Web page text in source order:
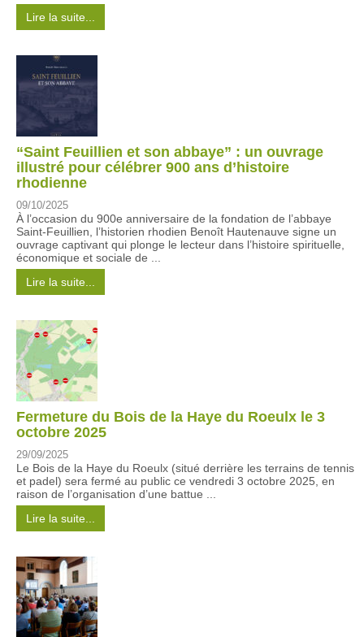
Lire la suite...
“Saint Feuillien et son abbaye” : un ouvrage
illustré pour célébrer 900 ans d’histoire
rhodienne
09/10/2025
À l’occasion du 900e anniversaire de la fondation de l’abbaye
Saint-Feuillien, l’historien rhodien Benoît Hautenauve signe un
ouvrage captivant qui plonge le lecteur dans l’histoire spirituelle,
économique et sociale de ...
Lire la suite...
Fermeture du Bois de la Haye du Roeulx le 3
octobre 2025
29/09/2025
Le Bois de la Haye du Roeulx (situé derrière les terrains de tennis
et padel) sera fermé au public ce vendredi 3 octobre 2025, en
raison de l’organisation d’une battue ...
Lire la suite...